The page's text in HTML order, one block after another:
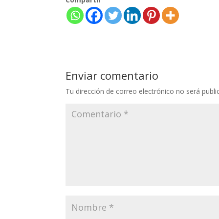
Enviar comentario
Tu dirección de correo electrónico no será